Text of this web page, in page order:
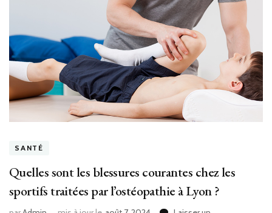
SANTÉ
Quelles sont les blessures courantes chez les
sportifs traitées par l’ostéopathie à Lyon ?